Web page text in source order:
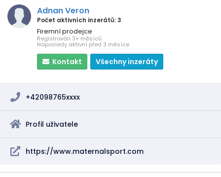
Adnan Veron
Počet aktivních inzerátů: 3
Firemní prodejce
Registrován 3+ měsíců
Naposledy aktivní před 3 měsíce
Kontakt Všechny inzeráty
+42098765xxxx
Profil uživatele
https://www.maternalsport.com